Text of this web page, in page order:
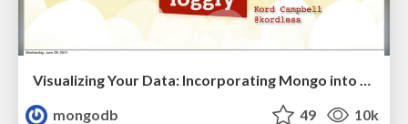
Visualizing Your Data: Incorporating Mongo into Loggly Infrastructure
mongodb
49 10k